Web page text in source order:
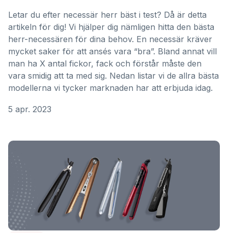
Letar du efter necessär herr bäst i test? Då är detta
artikeln för dig! Vi hjälper dig nämligen hitta den bästa
herr-necessären för dina behov. En necessär kräver
mycket saker för att ansés vara “bra”. Bland annat vill
man ha X antal fickor, fack och förstår måste den
vara smidig att ta med sig. Nedan listar vi de allra bästa
modellerna vi tycker marknaden har att erbjuda idag.
5 apr. 2023